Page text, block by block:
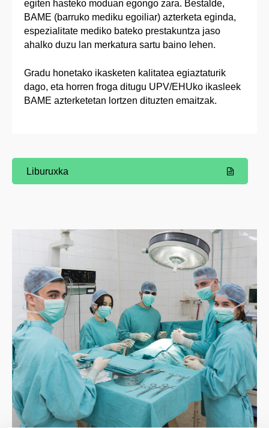
egiten hasteko moduan egongo zara. Bestalde,
BAME (barruko mediku egoiliar) azterketa eginda,
espezialitate mediko bateko prestakuntza jaso
ahalko duzu lan merkatura sartu baino lehen.
Gradu honetako ikasketen kalitatea egiaztaturik
dago, eta horren froga ditugu UPV/EHUko ikasleek
BAME azterketetan lortzen dituzten emaitzak.
(Beste leiho bat zabalduko du)
Liburuxka